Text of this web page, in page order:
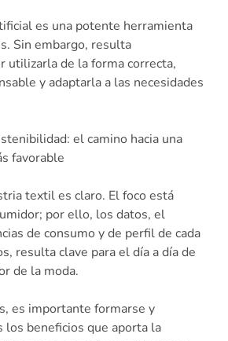
es una potente herramienta
Sin embargo, resulta
utilizarla de la forma correcta,
y adaptarla a las necesidades
el camino hacia una
favorable
textil es claro. El foco está
por ello, los datos, el
de consumo y de perfil de cada
resulta clave para el día a día de
de la moda.
es importante formarse y
los beneficios que aporta la